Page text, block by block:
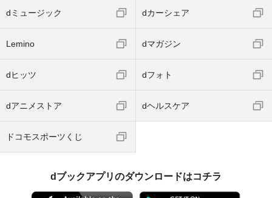
dミュージック dカーシェア
Lemino dマガジン
dヒッツ dフォト
dアニメストア dヘルスケア
ドコモスポーツくじ
dブックアプリのダウンロードはコチラ